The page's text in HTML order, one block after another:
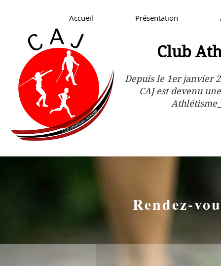
Accueil Présentation
Club
Depuis le 1er janvier
CAJ est devenu
Athlétisme
Rendez-